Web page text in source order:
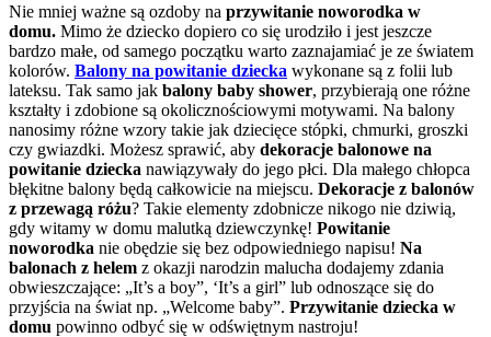
Nie mniej ważne są ozdoby na przywitanie noworodka w
domu. Mimo że dziecko dopiero co się urodziło i jest jeszcze
bardzo małe, od samego początku warto zaznajamiać je ze światem
kolorów. Balony na powitanie dziecka wykonane są z folii lub
lateksu. Tak samo jak balony baby shower, przybierają one różne
kształty i zdobione są okolicznościowymi motywami. Na balony
nanosimy różne wzory takie jak dziecięce stópki, chmurki, groszki
czy gwiazdki. Możesz sprawić, aby dekoracje balonowe na
powitanie dziecka nawiązywały do jego płci. Dla małego chłopca
błękitne balony będą całkowicie na miejscu. Dekoracje z balonów
z przewagą różu? Takie elementy zdobnicze nikogo nie dziwią,
gdy witamy w domu malutką dziewczynkę! Powitanie
noworodka nie obędzie się bez odpowiedniego napisu! Na
balonach z helem z okazji narodzin malucha dodajemy zdania
obwieszczające: „It’s a boy”, ‘It’s a girl” lub odnoszące się do
przyjścia na świat np. „Welcome baby”. Przywitanie dziecka w
domu powinno odbyć się w odświętnym nastroju!